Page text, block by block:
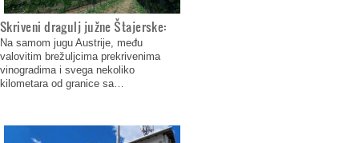
Skriveni dragulj južne Štajerske:
Na samom jugu Austrije, među
valovitim brežuljcima prekrivenima
vinogradima i svega nekoliko
kilometara od granice sa…